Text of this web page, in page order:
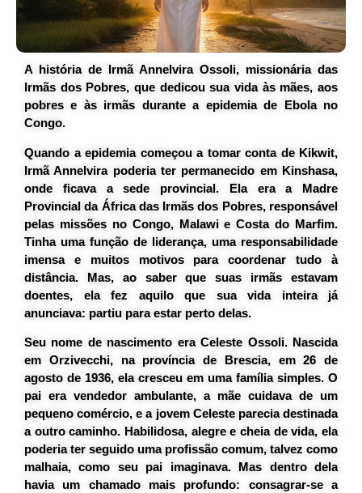
A história de Irmã Annelvira Ossoli, missionária das
Irmãs dos Pobres, que dedicou sua vida às mães, aos
pobres e às irmãs durante a epidemia de Ebola no
Congo.
Quando a epidemia começou a tomar conta de Kikwit,
Irmã Annelvira poderia ter permanecido em Kinshasa,
onde ficava a sede provincial. Ela era a Madre
Provincial da África das Irmãs dos Pobres, responsável
pelas missões no Congo, Malawi e Costa do Marfim.
Tinha uma função de liderança, uma responsabilidade
imensa e muitos motivos para coordenar tudo à
distância. Mas, ao saber que suas irmãs estavam
doentes, ela fez aquilo que sua vida inteira já
anunciava: partiu para estar perto delas.
Seu nome de nascimento eraCeleste Ossoli. Nascida
em Orzivecchi, na província de Brescia, em 26 de
agosto de 1936, ela cresceu em uma família simples. O
pai era vendedor ambulante, a mãe cuidava de um
pequeno comércio, e a jovem Celeste parecia destinada
a outro caminho. Habilidosa, alegre e cheia de vida, ela
poderia ter seguido uma profissão comum, talvez como
malhaia, como seu pai imaginava. Mas dentro dela
havia um chamado mais profundo: consagrar-se a